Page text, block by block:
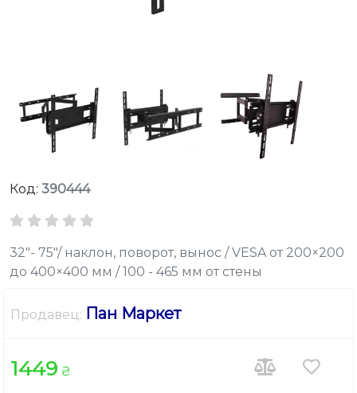
Код: 390444
32"- 75"/ наклон, поворот, вынос / VESA от 200×200
до 400×400 мм / 100 - 465 мм от стены
Продавец: Пан Маркет
1449 ₴